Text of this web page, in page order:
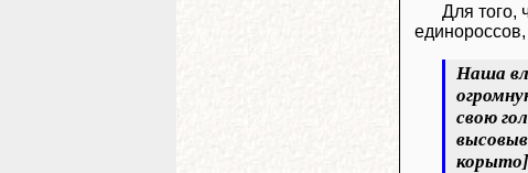
Для того,
Наша
свою